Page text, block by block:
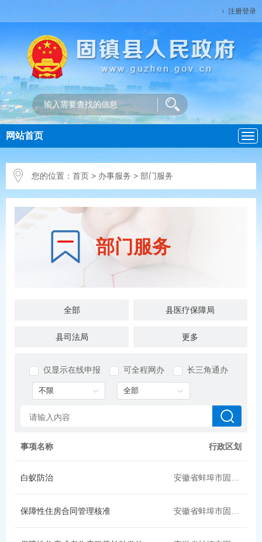
注册登录
导
航
网站首页
您的位置： 首页 > 办事服务 > 部门服务
部门服务
全部 县医疗保障局
县司法局 县退役军人局
县交通运输局
县烟草专卖局 县统计局
县乡村振兴局
更多
仅显示在线申报 可全程网办 长三角通办
事项名称 行政区划
白蚁防治 安徽省蚌埠市固镇县
保障性住房合同管理核准 安徽省蚌埠市固镇县